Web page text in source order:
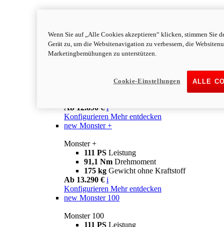
Monster
newMonster
Leistung
Ab 12.890 € i
Konfigurieren Mehr entdecken
new Monster +
Monster +
111 PS Leistung
91,1 Nm Drehmoment
175 kg Gewicht ohne Kraftstoff
Ab 13.290 € i
Konfigurieren Mehr entdecken
new Monster 100
Monster 100
111 PS Leistung
Wenn Sie auf „Alle Cookies akzeptieren“ klicken, stimmen Sie
Gerät zu, um die Websitenavigation zu verbessern, die
Marketingbemühungen zu unterstützen.
ALLE
Cookie-Einstellungen